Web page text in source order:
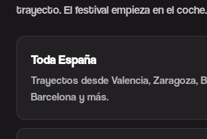
trayecto. El festival empieza en el coche.
Toda España
Trayectos desde Valencia, Zaragoza,
Barcelona y más.